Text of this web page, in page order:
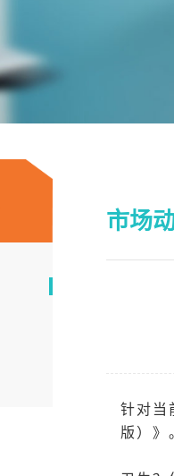
市场
针对当
版）》